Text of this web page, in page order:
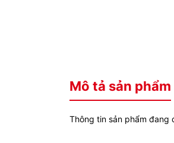
Mô tả sản phẩm
Thông tin sản phẩm đang